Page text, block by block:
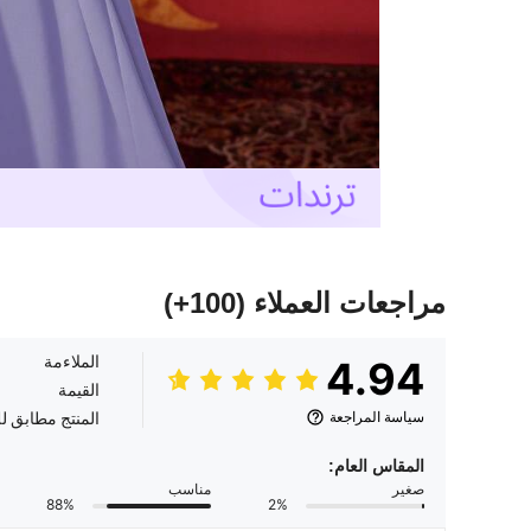
مراجعات العملاء (100+)
4.94
سياسة المراجعة
الملاءمة
القيمة
المنتج مطابق
المقاس العام:
صغير
2%
مناسب
88%